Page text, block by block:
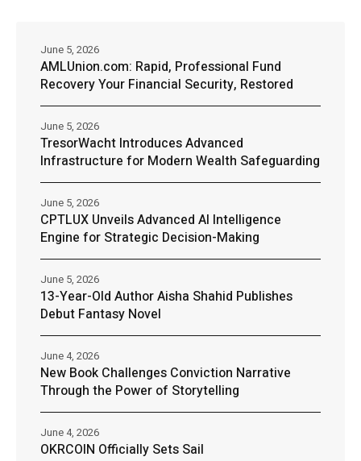
AMLUnion.com: Rapid, Professional Fund
Recovery Your Financial Security, Restored
June 5, 2026
TresorWacht Introduces Advanced
Infrastructure for Modern Wealth Safeguarding
June 5, 2026
CPTLUX Unveils Advanced AI Intelligence
Engine for Strategic Decision-Making
June 5, 2026
13-Year-Old Author Aisha Shahid Publishes
Debut Fantasy Novel
June 5, 2026
New Book Challenges Conviction Narrative
Through the Power of Storytelling
June 4, 2026
OKRCOIN Officially Sets Sail
June 4, 2026